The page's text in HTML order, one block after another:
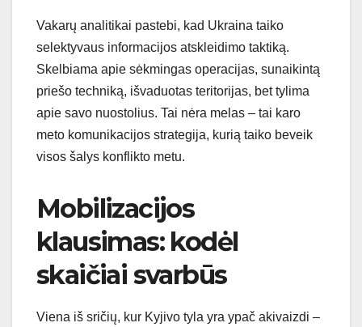
Vakarų analitikai pastebi, kad Ukraina taiko
selektyvaus informacijos atskleidimo taktiką.
Skelbiama apie sėkmingas operacijas, sunaikintą
priešo techniką, išvaduotas teritorijas, bet tylima
apie savo nuostolius. Tai nėra melas – tai karo
meto komunikacijos strategija, kurią taiko beveik
visos šalys konflikto metu.
Mobilizacijos
klausimas: kodėl
skaičiai svarbūs
Viena iš sričių, kur Kyjivo tyla yra ypač akivaizdi –